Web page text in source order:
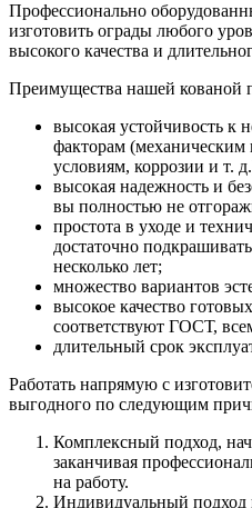
Профессионально
изготовить ограды любого
высокого качества и
Преимущества нашей кованой
высокая устойчивость
факторам (механическим
условиям, коррозии и т.
высокая надежность и
вы полностью не
простота в уходе и
достаточно
несколько лет;
множество вариантов
высокое качество
соответствуют ГОСТ,
длительный срок
Работать напрямую с
выгодного по следующим
Комплексный подход,
заканчивая
на работу.
Индивидуальный подход